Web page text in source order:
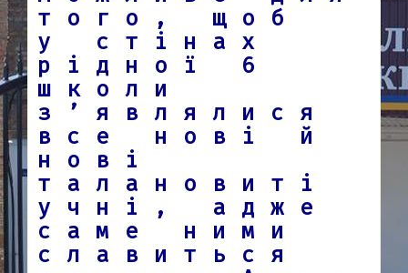
того, щоб
у стінах
рідної 6
школи
з’являлися
все нові й
нові
талановиті
учні, адже
саме ними
славиться